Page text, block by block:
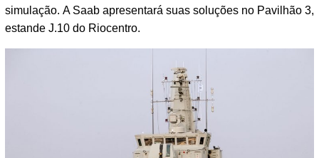
simulação. A Saab apresentará suas soluções no Pavilhão 3,
estande J.10 do Riocentro.